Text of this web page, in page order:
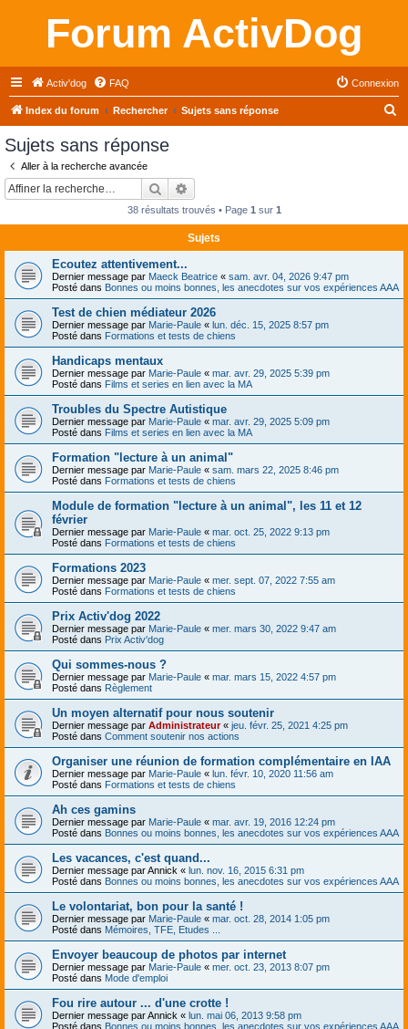
Forum ActivDog
Activ'dog FAQ Connexion
Index du forum Rechercher Sujets sans réponse
Sujets sans réponse
Aller à la recherche avancée
Rechercher
38 résultats trouvés • Page 1 sur 1
Sujets
Ecoutez attentivement...
Dernier message par Maeck Beatrice « sam. avr. 04, 2026 9:47 pm
Posté dans Bonnes ou moins bonnes, les anecdotes sur vos expériences AAA
Test de chien médiateur 2026
Dernier message par Marie-Paule « lun. déc. 15, 2025 8:57 pm
Posté dans Formations et tests de chiens
Handicaps mentaux
Dernier message par Marie-Paule « mar. avr. 29, 2025 5:39 pm
Posté dans Films et series en lien avec la MA
Troubles du Spectre Autistique
Dernier message par Marie-Paule « mar. avr. 29, 2025 5:09 pm
Posté dans Films et series en lien avec la MA
Formation "lecture à un animal"
Dernier message par Marie-Paule « sam. mars 22, 2025 8:46 pm
Posté dans Formations et tests de chiens
Module de formation "lecture à un animal", les 11 et 12
février
Dernier message par Marie-Paule « mar. oct. 25, 2022 9:13 pm
Posté dans Formations et tests de chiens
Formations 2023
Dernier message par Marie-Paule « mer. sept. 07, 2022 7:55 am
Posté dans Formations et tests de chiens
Prix Activ'dog 2022
Dernier message par Marie-Paule « mer. mars 30, 2022 9:47 am
Posté dans Prix Activ'dog
Qui sommes-nous ?
Dernier message par Marie-Paule « mar. mars 15, 2022 4:57 pm
Posté dans Règlement
Un moyen alternatif pour nous soutenir
Dernier message par Administrateur« jeu. févr. 25, 2021 4:25 pm
Posté dans Comment soutenir nos actions
Organiser une réunion de formation complémentaire en IAA
Dernier message par Marie-Paule « lun. févr. 10, 2020 11:56 am
Posté dans Formations et tests de chiens
Ah ces gamins
Dernier message par Marie-Paule « mar. avr. 19, 2016 12:24 pm
Posté dans Bonnes ou moins bonnes, les anecdotes sur vos expériences AAA
Les vacances, c'est quand...
Dernier message parAnnick « lun. nov. 16, 2015 6:31 pm
Posté dans Bonnes ou moins bonnes, les anecdotes sur vos expériences AAA
Le volontariat, bon pour la santé !
Dernier message par Marie-Paule « mar. oct. 28, 2014 1:05 pm
Posté dans Mémoires, TFE, Etudes ...
Envoyer beaucoup de photos par internet
Dernier message par Marie-Paule « mer. oct. 23, 2013 8:07 pm
Posté dans Mode d'emploi
Fou rire autour ... d'une crotte !
Dernier message parAnnick « lun. mai 06, 2013 9:58 pm
Posté dans Bonnes ou moins bonnes, les anecdotes sur vos expériences AAA